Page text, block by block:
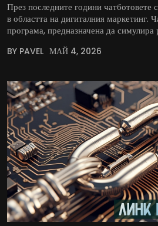
През последните години чатботовете
в областта на дигиталния маркетинг.
програма, предназначена да симулира
BY PAVEL МАЙ 4, 2026